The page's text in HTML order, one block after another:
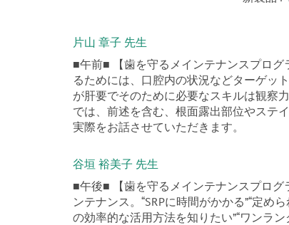
片山 章子 先生
■午前■ 【歯を守るメインテナンスプロ
るためには、口腔内の状況などターゲッ
が肝要でそのために必要なスキルは観察
では、前述を含む、根面露出部位やステ
実際をお話させていただきます。
谷垣 裕美子 先生
■午後■ 【歯を守るメインテナンスプロ
ンテナンス。“SRPに時間がかかる”“定め
の効率的な活用方法を知りたい”“ワンラ